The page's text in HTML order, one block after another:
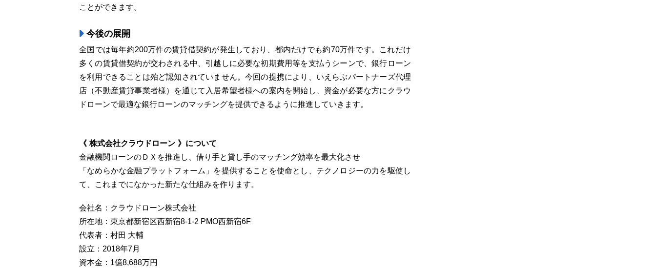
ことができます。
今後の展開
全国では毎年約200万件の賃貸借契約が発生しており、都内だけでも約70万件です。これだけ
多くの賃貸借契約が交わされる中、引越しに必要な初期費用等を支払うシーンで、銀行ローン
を利用できることは殆ど認知されていません。今回の提携により、いえらぶパートナーズ代理
店（不動産賃貸事業者様）を通じて入居希望者様への案内を開始し、資金が必要な方にクラウ
ドローンで最適な銀行ローンのマッチングを提供できるように推進していきます。
《 株式会社クラウドローン 》について
金融機関ローンのＤＸを推進し、借り手と貸し手のマッチング効率を最大化させ
「なめらかな金融プラットフォーム」を提供することを使命とし、テクノロジーの力を駆使し
て、これまでになかった新たな仕組みを作ります。
会社名：クラウドローン株式会社
所在地：東京都新宿区西新宿8-1-2 PMO西新宿6F
代表者：村田 大輔
設立：2018年7月
資本金：1億8,688万円